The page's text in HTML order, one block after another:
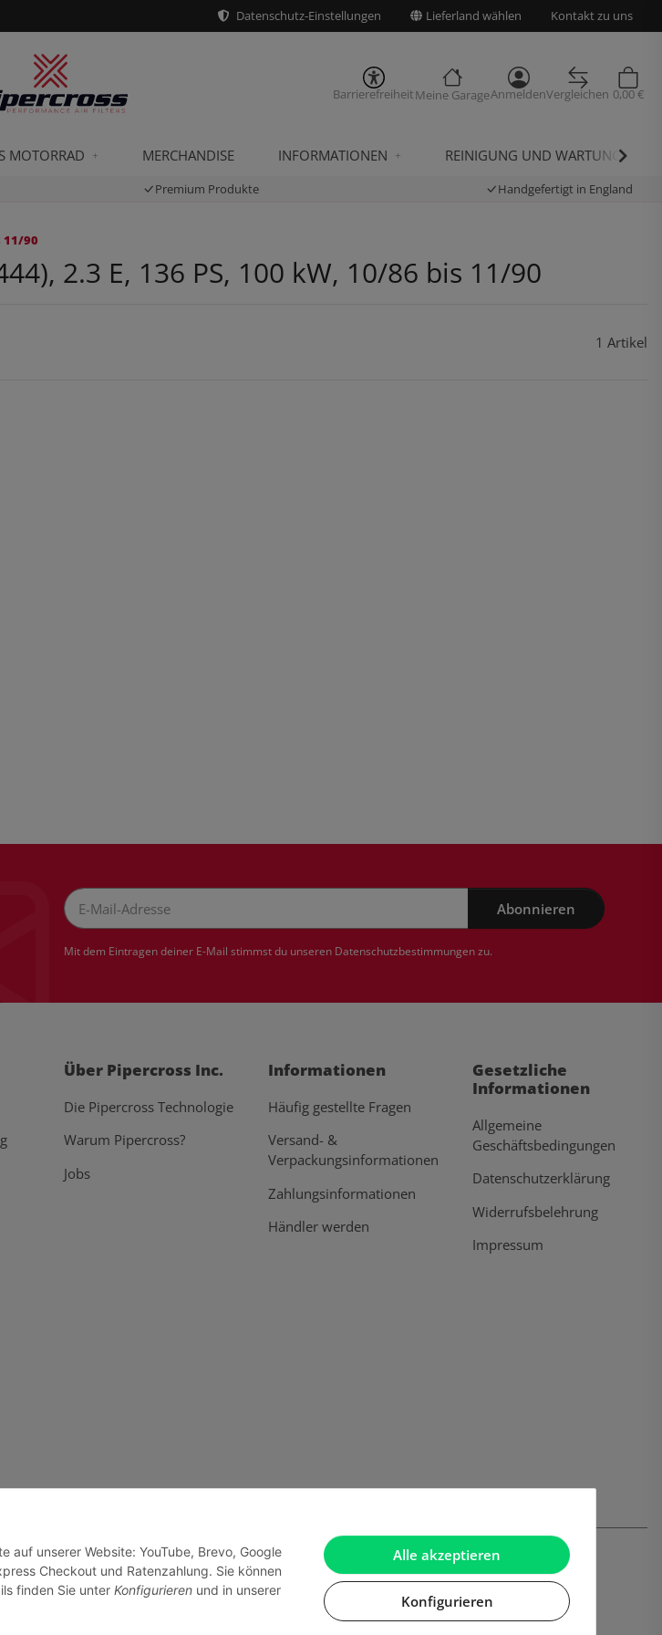
Alle akzeptieren
Konfigurieren
auf unserer Website: YouTube, Brevo, Google
Checkout und Ratenzahlung. Sie können
finden Sie unter Konfigurieren und in unserer
Datenschutz-Einstellungen Lieferland wählen Kontakt zu uns
BarrierefreiheitMeine GarageAnmeldenVergleichen 0,00 €
MOTORRAD MERCHANDISE INFORMATIONEN REINIGUNG UND WARTUNG
Premium Produkte Handgefertigt in England
11/90
2.3 E, 136 PS, 100 kW, 10/86 bis 11/90
1 Artikel
Abonnieren
Mit dem Eintragen deiner E-Mail stimmst du unseren Datenschutzbestimmungenzu.
Über Pipercross Inc.
Die Pipercross Technologie
Warum Pipercross?
Jobs
Informationen
Häufig gestellte Fragen
Versand- &
Verpackungsinformationen
Zahlungsinformationen
Händler werden
Gesetzliche
Informationen
Allgemeine
Geschäftsbedingungen
Datenschutzerklärung
Widerrufsbelehrung
Impressum